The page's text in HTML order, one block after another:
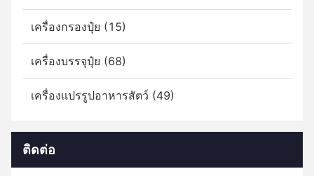
เครื่องกรองปุ๋ย (15)
เครื่องบรรจุปุ๋ย (68)
เครื่องแปรรูปอาหารสัตว์ (49)
ติดต่อ